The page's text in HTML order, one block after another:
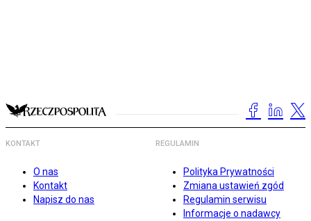
KONTAKT
O nas
Kontakt
Napisz do nas
REGULAMIN
Polityka Prywatności
Zmiana ustawień zgód
Regulamin serwisu
Informacje o nadawcy